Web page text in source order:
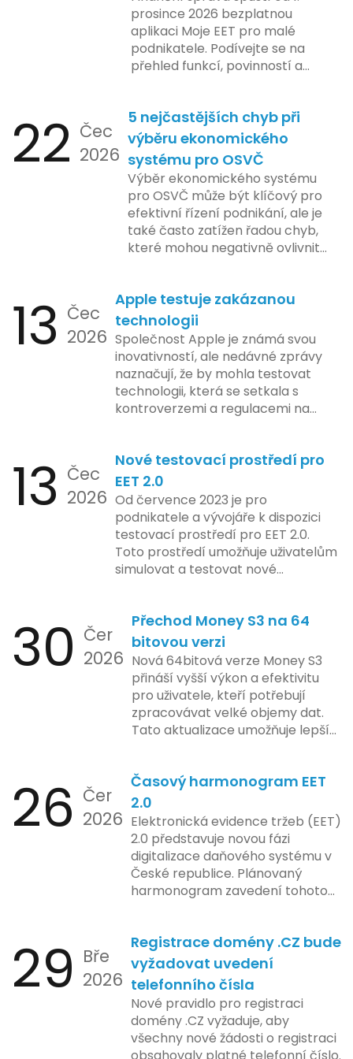
prosince 2026 bezplatnou
aplikaci Moje EET pro malé
podnikatele. Podívejte se na
přehled funkcí, povinností a
22 Čec
2026
5 nejčastějších chyb při
výběru ekonomického
systému pro OSVČ
Výběr ekonomického systému
pro OSVČ může být klíčový pro
efektivní řízení podnikání, ale je
také často zatížen řadou chyb,
které mohou negativně ovlivnit
by se podnikatelé měli vyvarovat.
13 Čec
2026
Apple testuje zakázanou
technologii
Společnost Apple je známá svou
inovativností, ale nedávné zprávy
naznačují, že by mohla testovat
technologii, která se setkala s
kontroverzemi a regulacemi na
implementace funkce, která by
mohla porušovat určité zákonné
limity na ochranu osobních údajů.
Tato technologie se zaměřuje na
pokročilé sledování uživatelských
aktivit, což vyvolalo obavy ohledně
soukromí a ochrany dat uživatelů.
bezpečnost a ochranu spotřebitelů,
regulační orgány různých zemí jsou
na pozoru a sledují vývoj celého
případu velmi bedlivě. Vedení
společnosti zatím neposkytlo
podrobnější informace o
konkrétních záměrech či časové
ose zavedení této technologie.
13 Čec
2026
Nové testovací prostředí pro
EET 2.0
Od července 2023 je pro
podnikatele a vývojáře k dispozici
testovací prostředí pro EET 2.0.
Toto prostředí umožňuje uživatelům
simulovat a testovat nové
kontrolovaném prostředí. Uživatelé
mají možnost předem se seznámit s
aktualizacemi, a tím lépe připravit
své systémy na oficiální zavedení
nového systému.
30 Čer
2026
Přechod Money S3 na 64
bitovou verzi
Nová 64bitová verze Money S3
přináší vyšší výkon a efektivitu
pro uživatele, kteří potřebují
zpracovávat velké objemy dat.
Tato aktualizace umožňuje lepší
podniky s náročnými účetními
procesy.
26 Čer
2026
Časový harmonogram EET
2.0
Elektronická evidence tržeb (EET)
2.0 představuje novou fázi
digitalizace daňového systému v
České republice. Plánovaný
harmonogram zavedení tohoto
zahrnuje přípravu technické
platformy a legislativních změn,
které by měly být předloženy do
konce tohoto roku. Očekává se,
že tato fáze umožní adaptaci
systémů a rozšíření podpory pro
podnikatele, přičemž všechny
29 Bře
2026
Registrace domény .CZ bude
vyžadovat uvedení
telefonního čísla
Nové pravidlo pro registraci
domény .CZ vyžaduje, aby
všechny nové žádosti o registraci
obsahovaly platné telefonní číslo.